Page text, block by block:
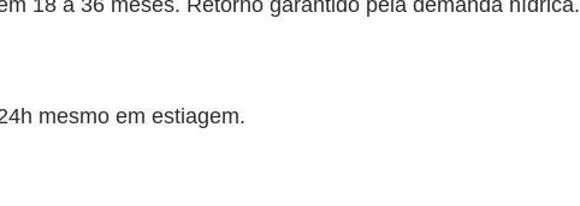
18 a 36 meses. Retorno garantido pela demanda hídrica.
mesmo em estiagem.